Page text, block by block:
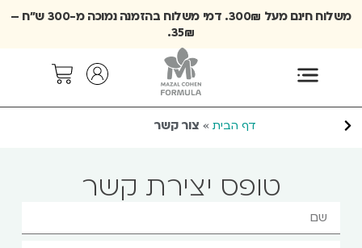
משלוח חינם מעל 300₪. דמי משלוח בהזמנה נמוכה מ-300 ש״ח –
35₪.
דף הבית » צור קשר
טופס יצירת קשר